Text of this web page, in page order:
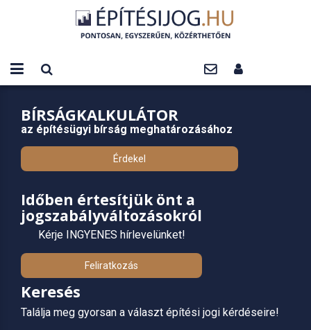
BÍRSÁGKALKULÁTOR
az építésügyi bírság meghatározásához
Érdekel
Időben értesítjük önt a
jogszabályváltozásokról
Kérje INGYENES hírlevelünket!
Feliratkozás
Keresés
Találja meg gyorsan a választ építési jogi kérdéseire!